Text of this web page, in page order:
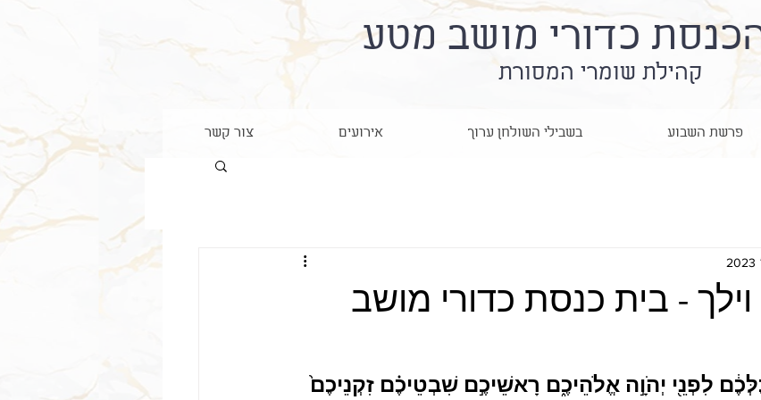
כדורי מושב מטע
קהילת שומרי המסורת
צור קשר אירועים בשבילי השולחן ערוך פרשת השבוע
- בית כנסת כדורי מושב
לִפְנֵ֖י יְהֹוָ֣ה אֱלֹהֵיכֶ֑ם רָאשֵׁיכֶ֣ם שִׁבְטֵיכֶ֗ם זִקְנֵיכֶם֙